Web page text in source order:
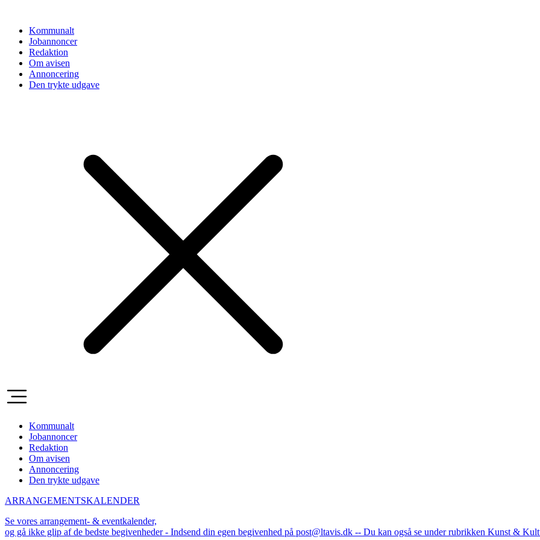
indholdKommunalt
Jobannoncer
Redaktion
Om avisen
Annoncering
Den trykte udgave
Kommunalt
Jobannoncer
Redaktion
Om avisen
Annoncering
Den trykte udgave
ARRANGEMENTSKALENDER
Se vores arrangement- & eventkalender,
og gå ikke glip af de bedste begivenheder - Indsend din egen begivenhed på post@ltavis.dk -- Du kan også se under rubrikken Kunst &